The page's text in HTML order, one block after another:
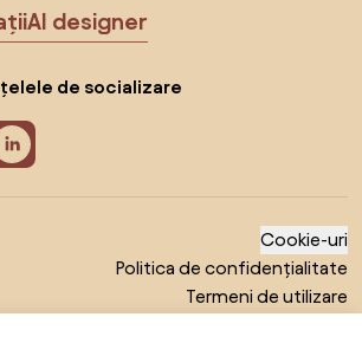
AI designer
de socializare
Cookie-uri
Politica de confidențialitate
Termeni de utilizare